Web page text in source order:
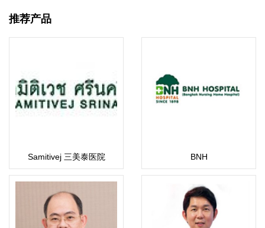
率？
推荐产品
Samitivej 三美泰医院 BNH